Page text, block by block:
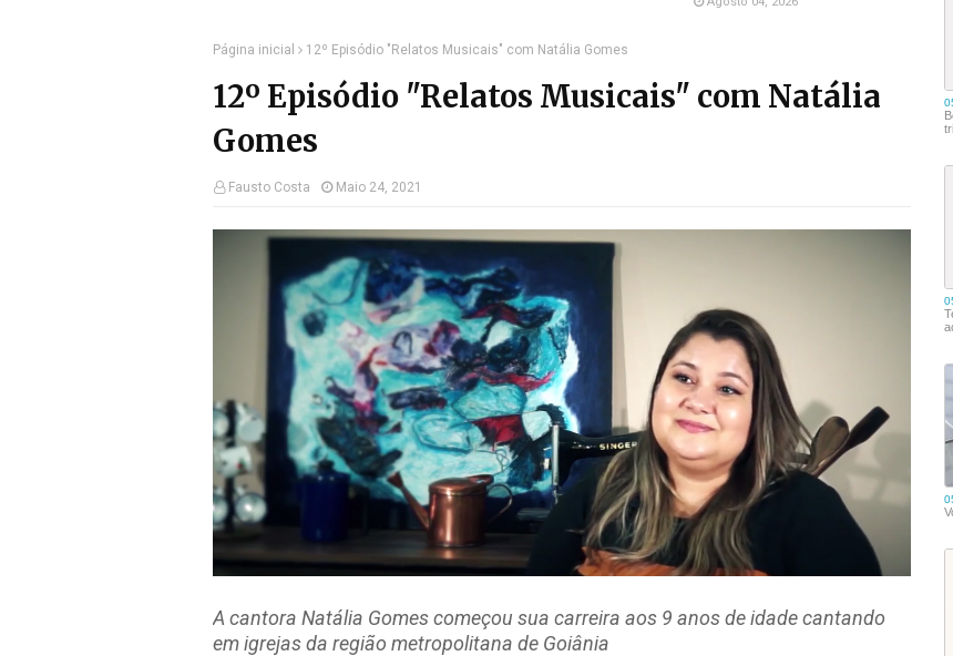
Página inicial 12º Episódio "Relatos Musicais" com Natália Gomes
12º Episódio "Relatos Musicais" com Natália
Gomes
Fausto Costa Maio 24, 2021
A cantora Natália Gomes começou sua carreira aos 9 anos de idade cantando
em igrejas da região metropolitana de Goiânia